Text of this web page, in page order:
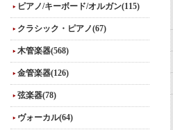
ピアノ/キーボード/オルガン(115)
クラシック・ピアノ(67)
木管楽器(568)
金管楽器(126)
弦楽器(78)
ヴォーカル(64)